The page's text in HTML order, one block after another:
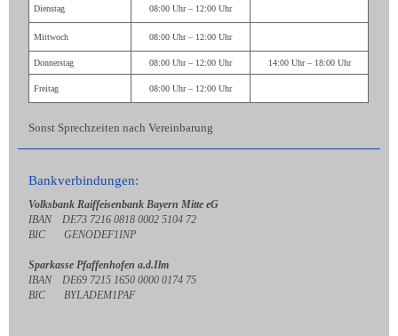
Dienstag 08:00 Uhr – 12:00 Uhr
Mittwoch 08:00 Uhr – 12:00 Uhr
Donnerstag 08:00 Uhr – 12:00 Uhr 14:00 Uhr – 18:00 Uhr
Freitag 08:00 Uhr – 12:00 Uhr
Sonst Sprechzeiten nach Vereinbarung
Bankverbindungen:
Volksbank Raiffeisenbank Bayern Mitte eG
IBAN DE73 7216 0818 0002 5104 72
BIC GENODEF1INP
Sparkasse Pfaffenhofen a.d.Ilm
IBAN DE69 7215 1650 0000 0174 75
BIC BYLADEM1PAF